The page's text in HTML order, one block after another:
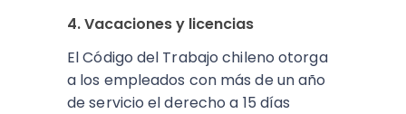
4. Vacaciones y licencias
El Código del Trabajo chileno otorga
a los empleados con más de un año
de servicio el derecho a 15 días